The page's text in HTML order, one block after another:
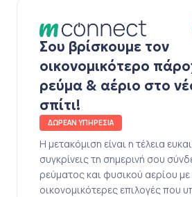
Σου βρίσκουμε τον
οικονομικότερο
ρεύμα & αέριο στο
σπίτι!
ΔΩΡΕΑΝ ΥΠΗΡΕΣΙΑ
Η μετακόμιση είναι η τέλεια
συγκρίνεις τη σημερινή σου
ρεύματος και φυσικού αερίου με
οικονομικότερες επιλογές που